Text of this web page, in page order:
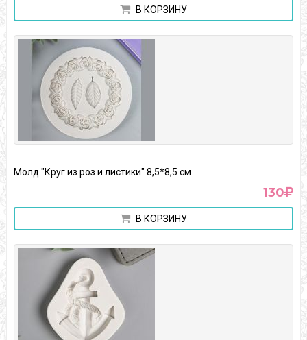
В КОРЗИНУ
Молд "Круг из роз и листики" 8,5*8,5 см
130
В КОРЗИНУ